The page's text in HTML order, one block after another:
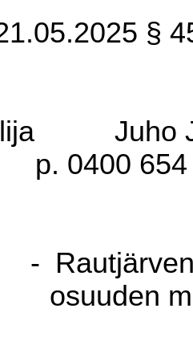
§
Juho
p. 0400
-
osuuden